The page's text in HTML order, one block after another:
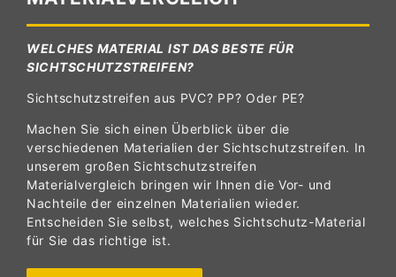
WELCHES MATERIAL IST DAS BESTE FÜR
SICHTSCHUTZSTREIFEN?
Sichtschutzstreifen aus PVC? PP? Oder PE?
Machen Sie sich einen Überblick über die
verschiedenen Materialien der Sichtschutzstreifen. In
unserem großen Sichtschutzstreifen
Materialvergleich bringen wir Ihnen die Vor- und
Nachteile der einzelnen Materialien wieder.
Entscheiden Sie selbst, welches Sichtschutz-Material
für Sie das richtige ist.